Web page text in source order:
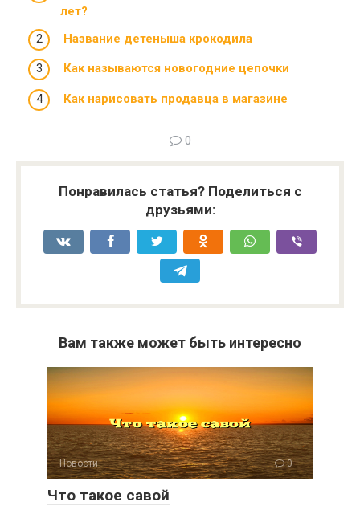
лет?
Название детеныша крокодила
Как называются новогодние цепочки
Как нарисовать продавца в магазине
0
Понравилась статья? Поделиться с
друзьями:
Вам также может быть интересно
Новости 0
Что такое савой